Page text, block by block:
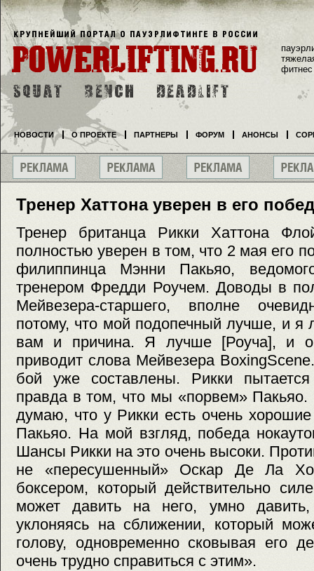
Тренер Хаттона уверен в его
Тренер британца Рикки Хаттона
полностью уверен в том, что 2 мая его
филиппинца Мэнни Пакьяо,
тренером Фредди Роучем. Доводы в
Мейвезера-старшего, вполне
потому, что мой подопечный лучше, и я
вам и причина. Я лучше [Роуча], и
приводит слова Мейвезера
бой уже составлены. Рикки
правда в том, что мы «порвем»
думаю, что у Рикки есть очень
Пакьяо. На мой взгляд, победа
Шансы Рикки на это очень высоки.
не «пересушенный» Оскар Де Ла
боксером, который действительно
может давить на него, умно
уклоняясь на сближении, который
голову, одновременно сковывая его
очень трудно справиться с этим».
фитнес
НОВОСТИ О ПРОЕКТЕ ПАРТНЕРЫ ФОРУМ АНОНСЫ